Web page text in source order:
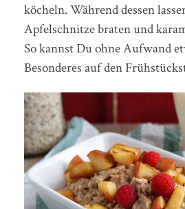
köcheln. Während dessen
Apfelschnitze braten und
So kannst Du ohne Aufwand
Besonderes auf den